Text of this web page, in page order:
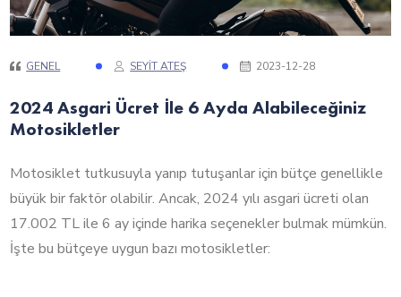
GENEL SEYIT ATEŞ 2023-12-28
2024 Asgari Ücret İle 6 Ayda Alabileceğiniz
Motosikletler
Motosiklet tutkusuyla yanıp tutuşanlar için bütçe genellikle
büyük bir faktör olabilir. Ancak, 2024 yılı asgari ücreti olan
17.002 TL ile 6 ay içinde harika seçenekler bulmak mümkün.
İşte bu bütçeye uygun bazı motosikletler: